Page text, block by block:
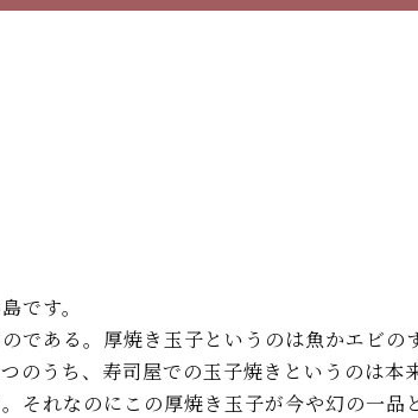
です。
である。厚焼き玉子というのは魚かエビの
のうち、寿司屋での玉子焼きというのは本
れなのにこの厚焼き玉子が今や幻の一品